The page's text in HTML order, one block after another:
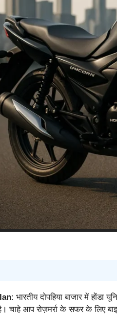
: भारतीय दोपहिया बाजार में
चाहे आप रोज़मर्रा के सफर के लिए